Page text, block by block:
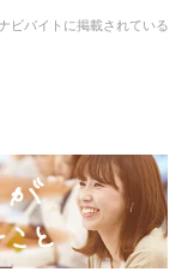
ビバイトに掲載されている